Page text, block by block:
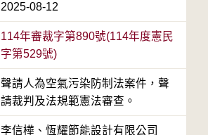
2025-08-12
114年審裁字第890號(114年度憲民
字第529號)
聲請人為空氣污染防制法案件，聲
請裁判及法規範憲法審查。
李信樺、恆耀節能設計有限公司